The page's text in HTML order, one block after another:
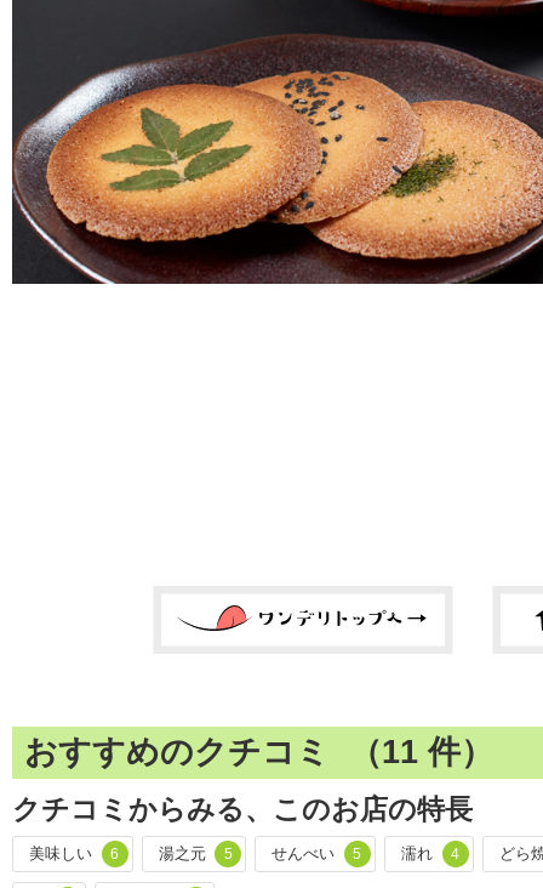
おすすめのクチコミ （11 件）
クチコミからみる、このお店の特長
美味しい 6 湯之元 5 せんべい 5 濡れ 4 どら